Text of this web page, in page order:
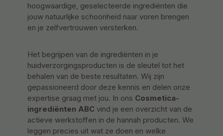
hoogwaardige, geselecteerde ingrediënten die
jouw natuurlijke schoonheid naar voren brengen
en je zelfvertrouwen versterken.
Het begrijpen van de ingrediënten in je
huidverzorgingsproducten is de sleutel tot het
behalen van de beste resultaten. Wij zijn
gepassioneerd door deze kennis en delen onze
expertise graag met jou. In ons Cosmetica-
ingrediënten ABC vind je een overzicht van de
actieve werkstoffen in de hannah producten. We
leggen precies uit wat ze doen en welke